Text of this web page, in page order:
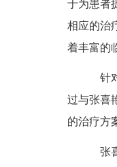
于为患者
相应的治
着丰富的
针对
过与张喜
的治疗方
张喜